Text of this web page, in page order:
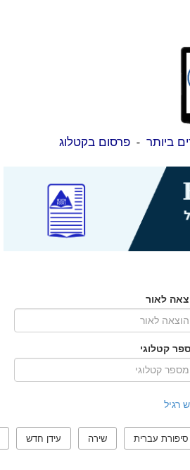
ביותר -פרסום בקטלוג
לאור
קטלוגי
רגיל
סיפורת עברית שירה עידן חדש